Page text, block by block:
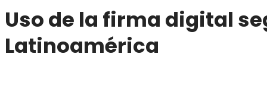
Uso de la firma digital
Latinoamérica